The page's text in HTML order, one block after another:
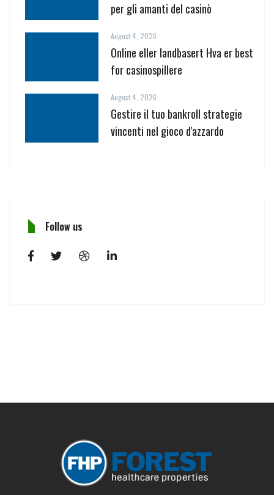
per gli amanti del casinò
August 4, 2026
Online eller landbasert Hva er best
for casinospillere
August 4, 2026
Gestire il tuo bankroll strategie
vincenti nel gioco d'azzardo
Follow us